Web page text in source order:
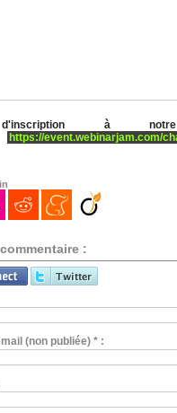
à notre
https://event.webinarjam.com/
:
(non publiée) * :